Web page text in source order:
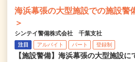
海浜幕張の大型施設での施設警
＞
シンテイ警備株式会社 千葉支社
注目 アルバイト パート 登録制
【施設警備】海浜幕張の大型施設